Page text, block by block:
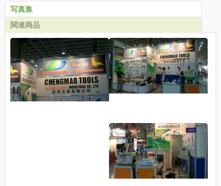
写真集
関連商品